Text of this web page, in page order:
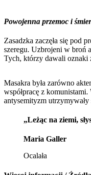
Powojenna przemoc i
Zasadzka zaczęła się pod
szeregu. Uzbrojeni w broń
Tych, którzy dawali oznaki
Masakra była zarówno
współpracę z
antysemityzm
„Leżąc na ziemi,
Maria Galler
Ocalała